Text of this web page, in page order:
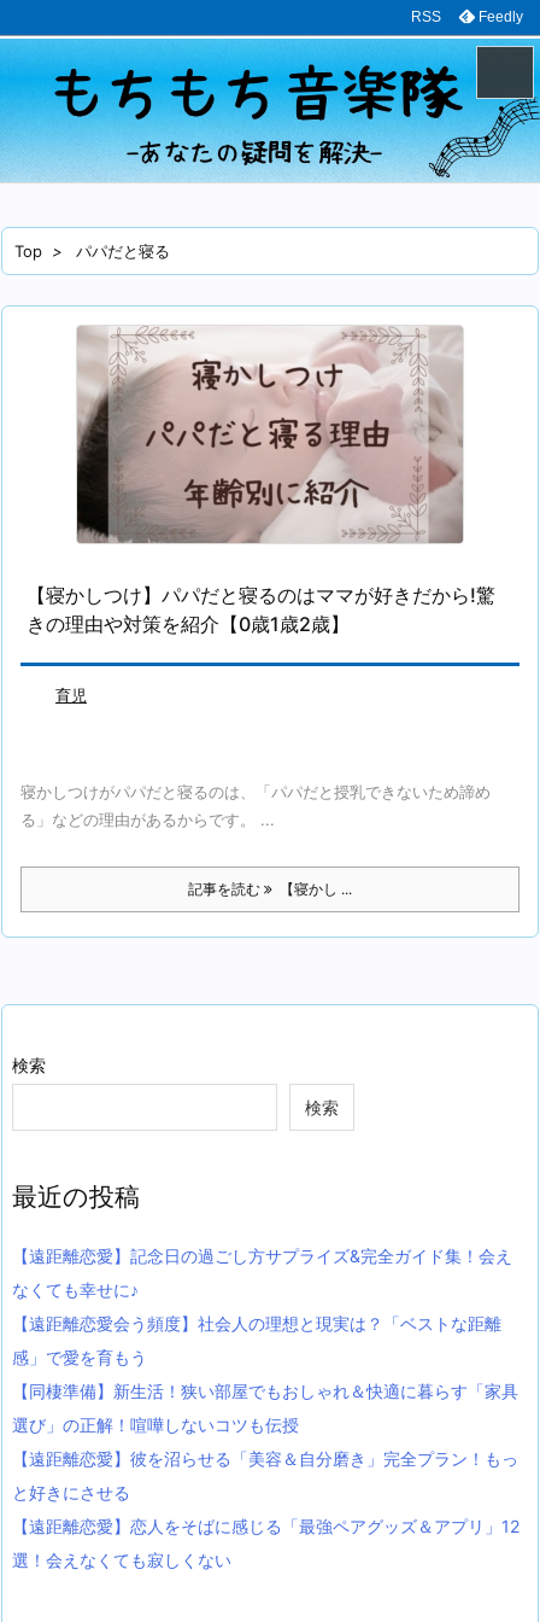
メニュ
RSS Feedly
Top > パパだと寝る
【寝かしつけ】パパだと寝るのはママが好きだから!驚
きの理由や対策を紹介【0歳1歳2歳】
育児
寝かしつけがパパだと寝るのは、「パパだと授乳できないため諦め
る」などの理由があるからです。 ...
記事を読む 【寝かし ...
検索
検索
最近の投稿
【遠距離恋愛】記念日の過ごし方サプライズ&完全ガイド集！会え
なくても幸せに♪
【遠距離恋愛会う頻度】社会人の理想と現実は？「ベストな距離
感」で愛を育もう
【同棲準備】新生活！狭い部屋でもおしゃれ＆快適に暮らす「家具
選び」の正解！喧嘩しないコツも伝授
【遠距離恋愛】彼を沼らせる「美容＆自分磨き」完全プラン！もっ
と好きにさせる
【遠距離恋愛】恋人をそばに感じる「最強ペアグッズ＆アプリ」12
選！会えなくても寂しくない